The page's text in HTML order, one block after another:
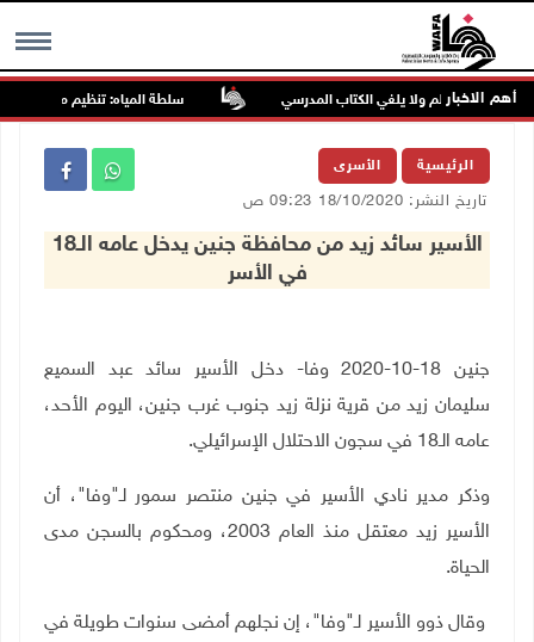
MENU أهم الاخبار
يطوّر التعلم ولا يلغي الكتاب المدرسي سلطة المياه: تنظيم مياه الأغوار
الرئيسية الأسرى
تاريخ النشر: 18/10/2020 09:23 ص
الأسير سائد زيد من محافظة جنين يدخل عامه الـ18
في الأسر
جنين 18-10-2020 وفا- دخل الأسير سائد عبد السميع
سليمان زيد من قرية نزلة زيد جنوب غرب جنين، اليوم الأحد،
عامه الـ18 في سجون الاحتلال الإسرائيلي.
وذكر مدير نادي الأسير في جنين منتصر سمور لـ"وفا"، أن
الأسير زيد معتقل منذ العام 2003، ومحكوم بالسجن مدى
الحياة.
وقال ذوو الأسير لـ"وفا"، إن نجلهم أمضى سنوات طويلة في